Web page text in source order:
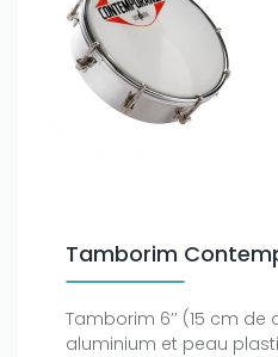
Tamborim
Tamborim 6’’ (15 cm
aluminium et peau